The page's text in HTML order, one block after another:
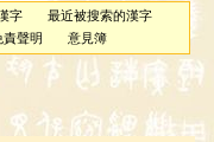
字
最近被搜索的漢字
責聲明 意見簿